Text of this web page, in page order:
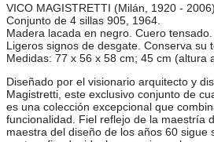
VICO MAGISTRETTI (Milán, 1920 -
Conjunto de 4 sillas 905, 1964.
Madera lacada en negro. Cuero tensado.
Ligeros signos de desgate. Conserva su
Medidas: 77 x 56 x 58 cm; 45 cm (altura
Diseñado por el visionario arquitecto y
Magistretti, este exclusivo conjunto de
es una colección excepcional que
funcionalidad. Fiel reflejo de la maestría
maestra del diseño de los años 60 sigue